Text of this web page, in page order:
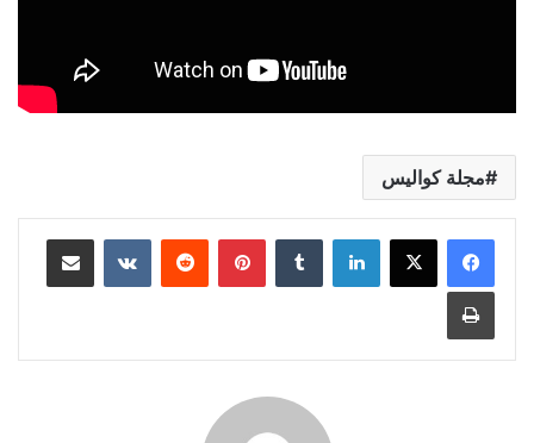
مجلة كواليس
لينكدإن بينتيريست مشاركة عبر البريد
طباعة